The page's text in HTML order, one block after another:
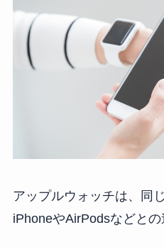
アップルウォッチは、同
iPhoneやAirPodsなどとの